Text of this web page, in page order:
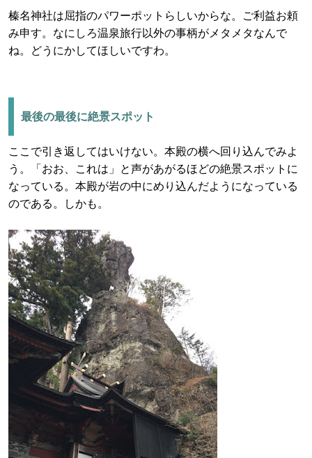
榛名神社は屈指のパワーポットらしいからな。ご利益お頼
み申す。なにしろ温泉旅行以外の事柄がメタメタなんで
ね。どうにかしてほしいですわ。
最後の最後に絶景スポット
ここで引き返してはいけない。本殿の横へ回り込んでみよ
う。「おお、これは」と声があがるほどの絶景スポットに
なっている。本殿が岩の中にめり込んだようになっている
のである。しかも。